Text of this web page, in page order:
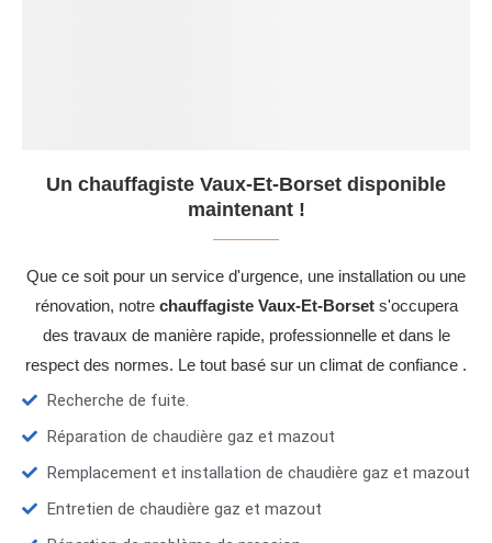
Un chauffagiste Vaux-Et-Borset disponible
maintenant !
Que ce soit pour un service d'urgence, une installation ou une
rénovation, notre chauffagiste Vaux-Et-Borsets'occupera
des travaux de manière rapide, professionnelle et dans le
respect des normes. Le tout basé sur un climat de confiance .
Recherche de fuite.
Réparation de chaudière gaz et mazout
Remplacement et installation de chaudière gaz et mazout
Entretien de chaudière gaz et mazout